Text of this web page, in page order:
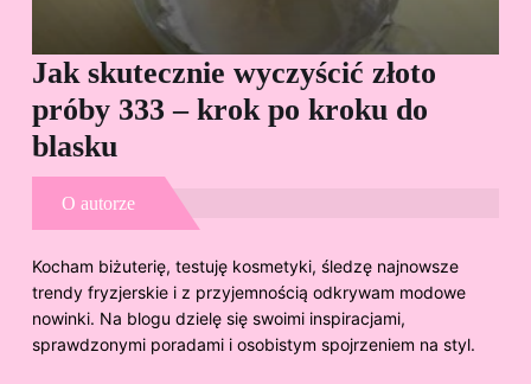
Jak skutecznie wyczyścić złoto
próby 333 – krok po kroku do
blasku
O autorze
Kocham biżuterię, testuję kosmetyki, śledzę najnowsze
trendy fryzjerskie i z przyjemnością odkrywam modowe
nowinki. Na blogu dzielę się swoimi inspiracjami,
sprawdzonymi poradami i osobistym spojrzeniem na styl.